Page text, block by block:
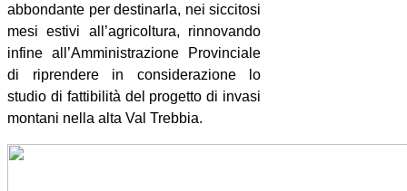
abbondante per destinarla, nei siccitosi
mesi estivi all’agricoltura, rinnovando
infine all’Amministrazione Provinciale
di riprendere in considerazione lo
studio di fattibilità del progetto di invasi
montani nella alta Val Trebbia.